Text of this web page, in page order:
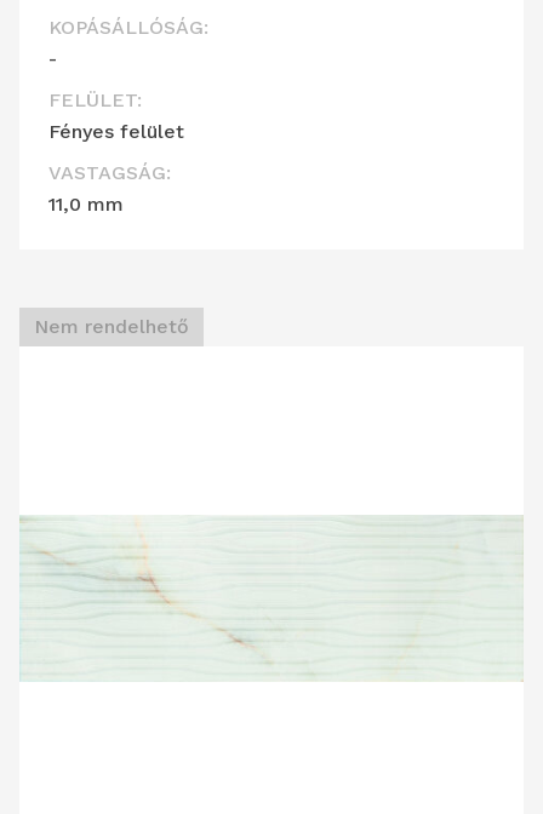
KOPÁSÁLLÓSÁG:
-
FELÜLET:
Fényes felület
VASTAGSÁG:
11,0 mm
Nem rendelhető